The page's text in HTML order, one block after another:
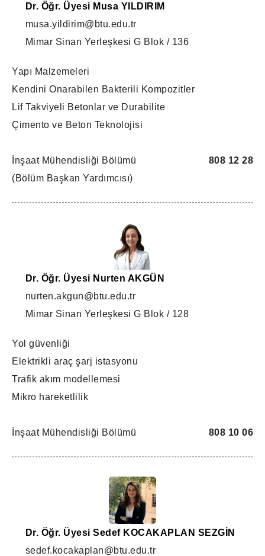
Dr. Öğr. Üyesi Musa YILDIRIM
musa.yildirim@btu.edu.tr
Mimar Sinan Yerleşkesi G Blok / 136
Yapı Malzemeleri
Kendini Onarabilen Bakterili Kompozitler
Lif Takviyeli Betonlar ve Durabilite
Çimento ve Beton Teknolojisi
808 12 28
İnşaat Mühendisliği Bölümü
(Bölüm Başkan Yardımcısı)
Dr. Öğr. Üyesi Nurten AKGÜN
nurten.akgun@btu.edu.tr
Mimar Sinan Yerleşkesi G Blok / 128
Yol güvenliği
Elektrikli araç şarj istasyonu
Trafik akım modellemesi
Mikro hareketlilik
808 10 06
İnşaat Mühendisliği Bölümü
Dr. Öğr. Üyesi Sedef KOCAKAPLAN SEZGİN
sedef.kocakaplan@btu.edu.tr